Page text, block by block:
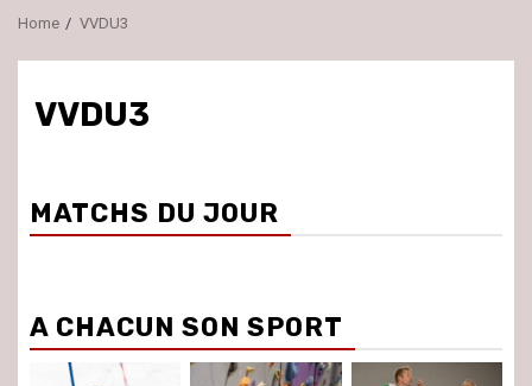
Home VVDU3
VVDU3
MATCHS DU JOUR
A CHACUN SON SPORT